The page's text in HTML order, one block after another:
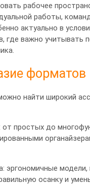
рабочее
работы,
актуально в
где важно учитывать
форматов
найти широкий
простых до
эргономичные
осанку и